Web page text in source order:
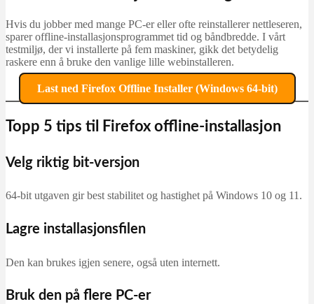
Hvis du jobber med mange PC-er eller ofte reinstallerer nettleseren,
sparer offline-installasjonsprogrammet tid og båndbredde. I vårt
testmiljø, der vi installerte på fem maskiner, gikk det betydelig
raskere enn å bruke den vanlige lille webinstalleren.
Last ned Firefox Offline Installer (Windows 64-bit)
Topp 5 tips til Firefox offline-installasjon
Velg riktig bit-versjon
64-bit utgaven gir best stabilitet og hastighet på Windows 10 og 11.
Lagre installasjonsfilen
Den kan brukes igjen senere, også uten internett.
Bruk den på flere PC-er